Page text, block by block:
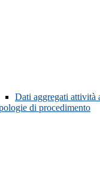
Dati aggregati attività
di procedimento